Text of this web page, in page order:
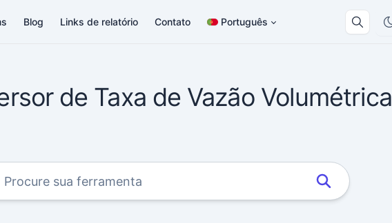
Blog Links de relatório Contato Português
de Taxa de Vazão Volumétrica